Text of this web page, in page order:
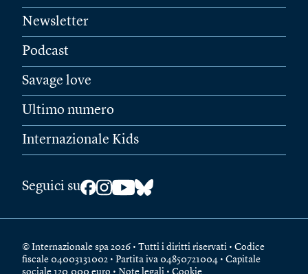
Newsletter
Podcast
Savage love
Ultimo numero
Internazionale Kids
Seguici su
© Internazionale spa 2026 • Tutti i diritti riservati • Codice
fiscale 04003131002 • Partita iva 04850721004 • Capitale
sociale 120.000 euro • Note legali • Cookie